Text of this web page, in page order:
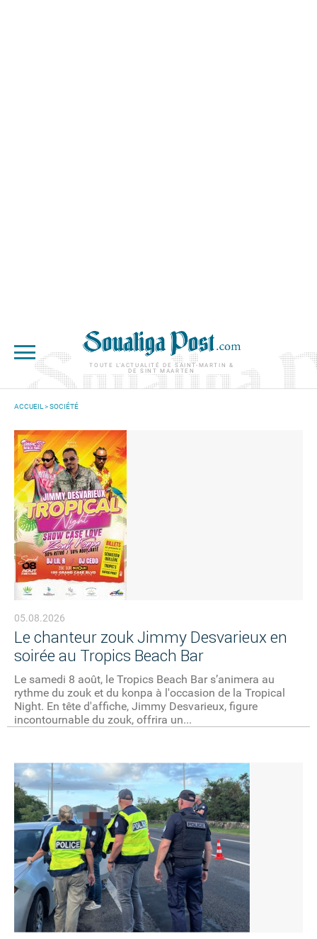
TOUTE L'ACTUALITÉ DE SAINT-MARTIN &
DE SINT MAARTEN
ACCUEIL >SOCIÉTÉ
05.08.2026
Le chanteur zouk Jimmy Desvarieux en
soirée au Tropics Beach Bar
Le samedi 8 août, le Tropics Beach Bar s’animera au
rythme du zouk et du konpa à l'occasion de la Tropical
Night. En tête d'affiche, Jimmy Desvarieux, figure
incontournable du zouk, offrira un...